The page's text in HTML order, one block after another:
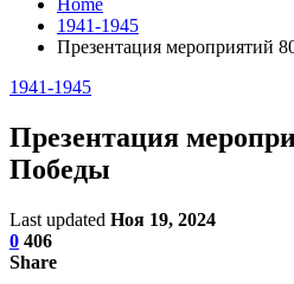
Home
1941-1945
Презентация мероприятий
1941-1945
Презентация
Победы
Last updated Ноя 19, 2024
0 406
Share